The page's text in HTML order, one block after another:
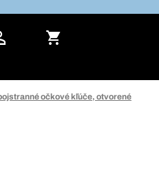
očkové kľúče, otvorené